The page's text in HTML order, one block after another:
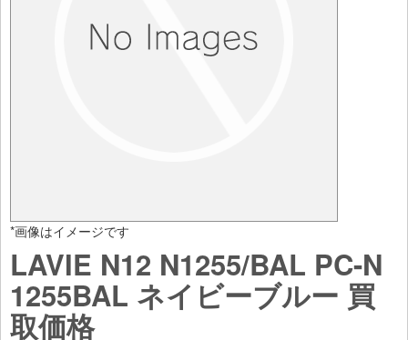
*画像はイメージです
LAVIE N12 N1255/BAL PC-N
1255BAL ネイビーブルー 買
取価格